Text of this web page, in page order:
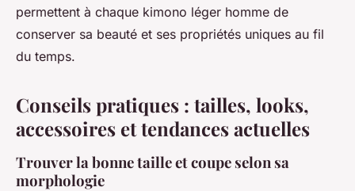
permettent à chaque kimono léger homme de
conserver sa beauté et ses propriétés uniques au fil
du temps.
Conseils pratiques : tailles, looks,
accessoires et tendances actuelles
Trouver la bonne taille et coupe selon sa
morphologie